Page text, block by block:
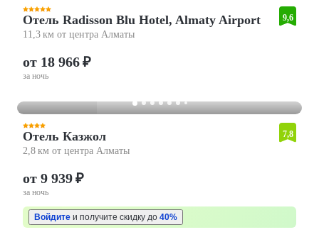
Отель Radisson Blu Hotel, Almaty Airport
11,3 км от центра Алматы
9,6
от 18 966 ₽
за ночь
Отель Казжол
2,8 км от центра Алматы
7,8
от 9 939 ₽
за ночь
Войдите и получите скидку до 40%